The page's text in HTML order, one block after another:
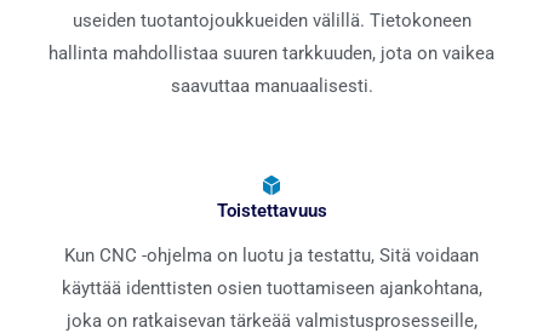
useiden tuotantojoukkueiden välillä. Tietokoneen
hallinta mahdollistaa suuren tarkkuuden, jota on vaikea
saavuttaa manuaalisesti.
Toistettavuus
Kun CNC -ohjelma on luotu ja testattu, Sitä voidaan
käyttää identtisten osien tuottamiseen ajankohtana,
joka on ratkaisevan tärkeää valmistusprosesseille,